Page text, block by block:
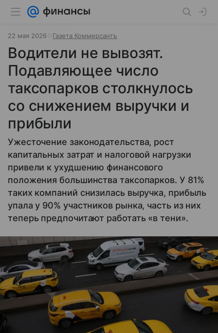
22 мая 2026 Газета Коммерсантъ
Водители не вывозят.
Подавляющее число
таксопарков столкнулось
со снижением выручки и
прибыли
Ужесточение законодательства, рост
капитальных затрат и налоговой нагрузки
привели к ухудшению финансового
положения большинства таксопарков. У 81%
таких компаний снизилась выручка, прибыль
упала у 90% участников рынка, часть из них
теперь предпочитают работать «в тени».